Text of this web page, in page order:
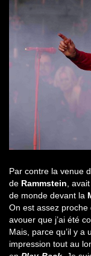
Par contre la venue
de Rammstein ,
de monde devant la
On est assez
avouer que j’ai été
Mais, parce qu’il y a
impression tout au